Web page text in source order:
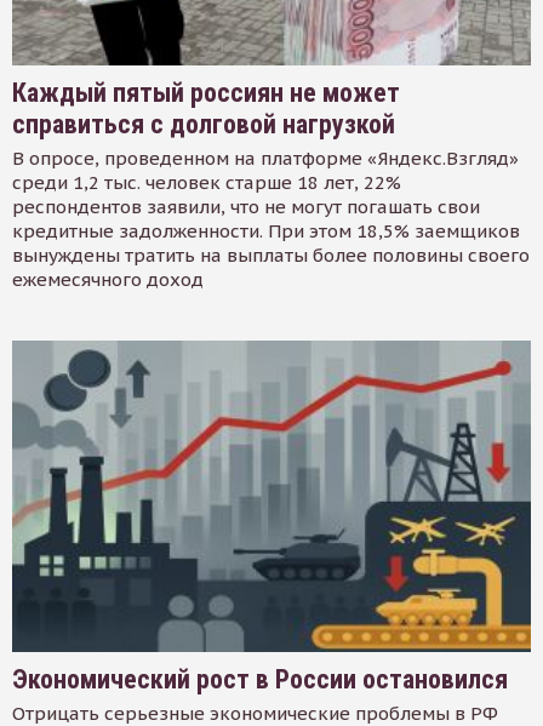
Каждый пятый россиян не может
справиться с долговой нагрузкой
В опросе, проведенном на платформе «Яндекс.Взгляд»
среди 1,2 тыс. человек старше 18 лет, 22%
респондентов заявили, что не могут погашать свои
кредитные задолженности. При этом 18,5% заемщиков
вынуждены тратить на выплаты более половины своего
ежемесячного доход
Экономический рост в России остановился
Отрицать серьезные экономические проблемы в РФ